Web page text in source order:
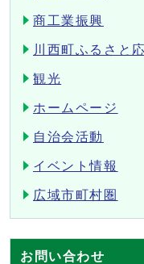
商工業振興
川西町ふるさと
観光
ホームページ
自治会活動
イベント情報
広域市町村圏
お問い合わせ